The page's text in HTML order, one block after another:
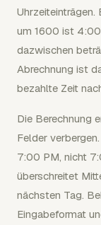
um 1600 ist
dazwischen
Abrechnung ist
bezahlte Zeit
Die Berechnung
Felder
7:00 PM, nicht
überschreitet
nächsten Tag.
Eingabeformat